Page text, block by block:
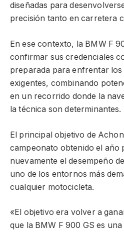
diseñadas para
precisión tanto en carretera
En ese contexto, la BMW F
confirmar sus credenciales
preparada para enfrentar los
exigentes, combinando
en un recorrido donde la
la técnica son determinantes.
El principal objetivo de
campeonato obtenido el año
nuevamente el desempeño
uno de los entornos más
cualquier motocicleta.
«El objetivo era volver a
que la BMW F 900 GS es